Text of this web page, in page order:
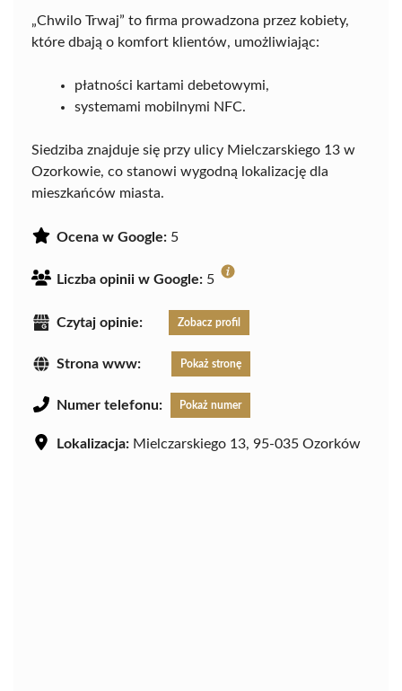
„Chwilo Trwaj” to firma prowadzona przez kobiety,
które dbają o komfort klientów, umożliwiając:
płatności kartami debetowymi,
systemami mobilnymi NFC.
Siedziba znajduje się przy ulicy Mielczarskiego 13 w
Ozorkowie, co stanowi wygodną lokalizację dla
mieszkańców miasta.
Ocena w Google: 5
Liczba opinii w Google: 5
Czytaj opinie: Zobacz profil
Strona www: Pokaż stronę
Numer telefonu: Pokaż numer
Lokalizacja: Mielczarskiego 13, 95-035 Ozorków